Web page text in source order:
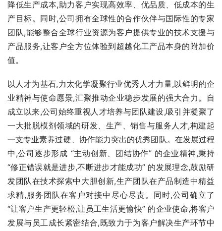
降低生产成本,助力客户实现高效率、优品质、低成本的生
产目标。同时,公司拥有全球性的合作伙伴与国际性的专家
团队,能够整合全球行业资源为客户提供专业的技术支援与
产品服务,让客户全方位体验到超越化工产品本身的附加价
值。
以人才为基石,力太化学凝聚行业优秀人才力量,以鲜明的企
业精神与使命愿景,汇聚推动企业稳步发展的强大合力。自
成立以来,公司始终重视人才培养与团队建设,吸引并凝聚了
一大批脱模剂领域的研发、生产、销售与服务人才,构建起
一支专业素养过硬、协作能力突出的优秀团队。在发展过程
中,公司逐步形成 “主动创新、团结协作” 的企业精神,秉持
“修正错误就是进步,不断进步才能成功” 的发展理念,鼓励研
发团队在技术探索中大胆创新,生产团队在产品制造中精益
求精,服务团队在客户对接中尽心尽责。同时,公司确立了
“让客户生产更轻松,让员工生活更愉快” 的企业使命,将客户
发展与员工成长紧密结合,既致力于为客户解决生产环节中